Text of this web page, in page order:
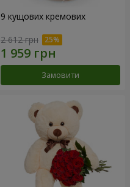
9 кущових кремових
2 612 грн
Замовити